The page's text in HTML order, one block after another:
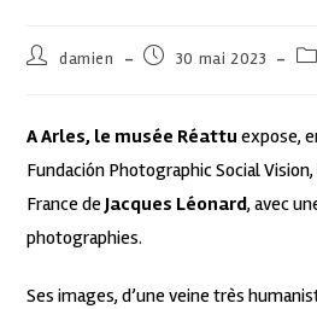
damien 30 mai 2023
A Arles, le musée Réattuexpose,
Fundación Photographic Social
France de Jacques Léonard, avec
photographies.
Ses images, d’une veine très